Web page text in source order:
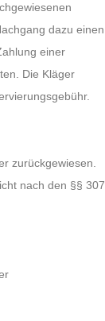
dazu einen
einer
Die Kläger
zurückgewiesen.
nach den §§ 307